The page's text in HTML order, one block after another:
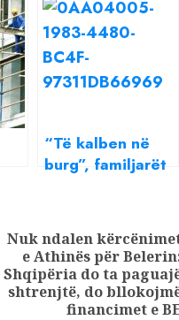
“Të kalben në
burg”, familjarët
kërkojnë dënim
të përjetshëm
për dy grekët
Previous
post:
Next
post:
Nuk ndalen
e Athinës për
Shqipëria do ta
shtrenjtë, do
financimet e